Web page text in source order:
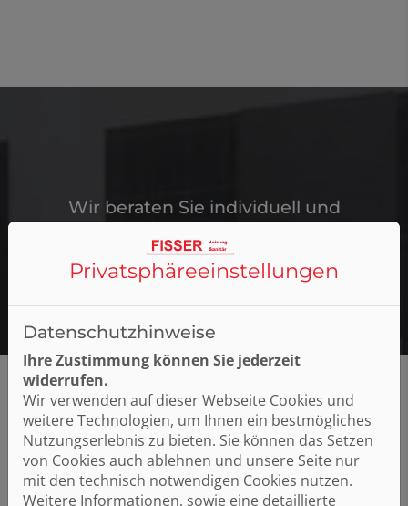
Wir beraten Sie individuell und
persönlich.
Termin vereinbaren
Funktionsweise einer Hybridheizung
Der Begriff "Hybrid" bedeutet so viel wie "aus
zweierlei Herkunft". In der Technik bezieht sich dies
Privatsphäre­einstellungen
Datenschutzhinweise
Ihre Zustimmung können Sie jederzeit
widerrufen.
Wir verwenden auf dieser Webseite Cookies und
weitere Technologien, um Ihnen ein bestmögliches
Nutzungserlebnis zu bieten. Sie können das Setzen
von Cookies auch ablehnen und unsere Seite nur
mit den technisch notwendigen Cookies nutzen.
Weitere Informationen, sowie eine detaillierte